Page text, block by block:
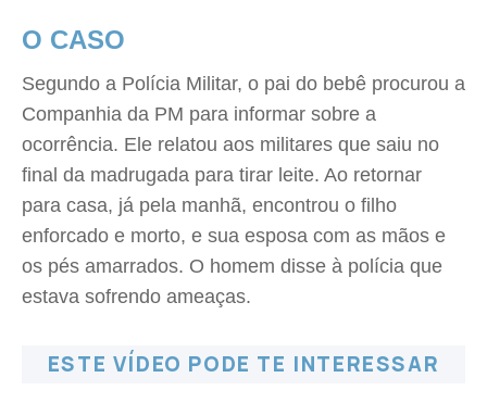
O CASO
Segundo a Polícia Militar, o pai do bebê procurou a
Companhia da PM para informar sobre a
ocorrência. Ele relatou aos militares que saiu no
final da madrugada para tirar leite. Ao retornar
para casa, já pela manhã, encontrou o filho
enforcado e morto, e sua esposa com as mãos e
os pés amarrados. O homem disse à polícia que
estava sofrendo ameaças.
ESTE VÍDEO PODE TE INTERESSAR